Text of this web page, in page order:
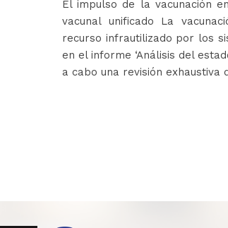
El impulso de la vacunación
vacunal unificado La
recurso infrautilizado por los
en el informe ‘Análisis del
a cabo una revisión exhaustiva